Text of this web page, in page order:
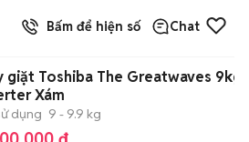
Bấm để hiện số Chat
giặt Toshiba The Greatwaves 9kg
Xám
dụng 9 - 9.9 kg